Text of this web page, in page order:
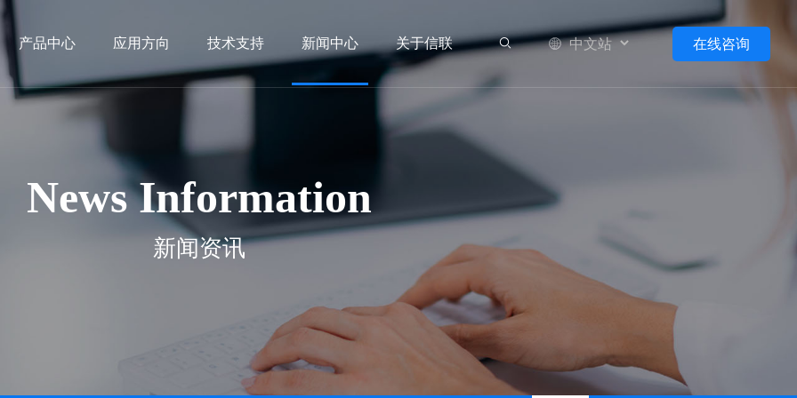
产品中心 应用方向 技术支持 新闻中心 关于信联 在线咨询
News Information
新闻资讯